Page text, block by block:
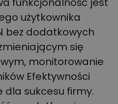
użytkownika
bez dodatkowych
się
monitorowanie
Efektywności
dla sukcesu firmy.